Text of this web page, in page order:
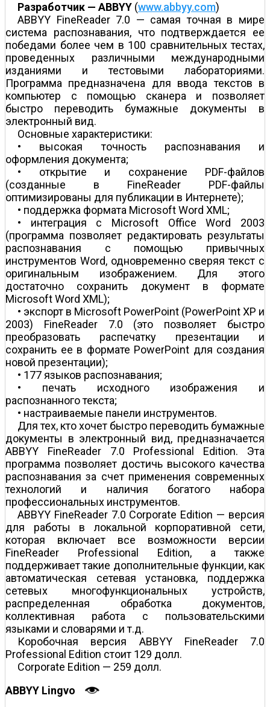
Разработчик — ABBYY (www.abbyy.com)
ABBYY FineReader 7.0 — самая точная в мире
система распознавания, что подтверждается ее
победами более чем в 100 сравнительных тестах,
проведенных различными международными
изданиями и тестовыми лабораториями.
Программа предназначена для ввода текстов в
компьютер с помощью сканера и позволяет
быстро переводить бумажные документы в
электронный вид.
Основные характеристики:
• высокая точность распознавания и
оформления документа;
• открытие и сохранение PDF-файлов
(созданные в FineReader PDF-файлы
оптимизированы для публикации в Интернете);
• поддержка формата Microsoft Word XML;
• интеграция с Microsoft Office Word 2003
(программа позволяет редактировать результаты
распознавания с помощью привычных
инструментов Word, одновременно сверяя текст с
оригинальным изображением. Для этого
достаточно сохранить документ в формате
Microsoft Word XML);
• экспорт в Microsoft PowerPoint (PowerPoint XP и
2003) FineReader 7.0 (это позволяет быстро
преобразовать распечатку презентации и
сохранить ее в формате PowerPoint для создания
новой презентации);
• 177 языков распознавания;
• печать исходного изображения и
распознанного текста;
• настраиваемые панели инструментов.
Для тех, кто хочет быстро переводить бумажные
документы в электронный вид, предназначается
ABBYY FineReader 7.0 Professional Edition. Эта
программа позволяет достичь высокого качества
распознавания за счет применения современных
технологий и наличия богатого набора
профессиональных инструментов.
ABBYY FineReader 7.0 Corporate Edition — версия
для работы в локальной корпоративной сети,
которая включает все возможности версии
FineReader Professional Edition, а также
поддерживает такие дополнительные функции, как
автоматическая сетевая установка, поддержка
сетевых многофункциональных устройств,
распределенная обработка документов,
коллективная работа с пользовательскими
языками и словарями и т.д.
Коробочная версия ABBYY FineReader 7.0
Professional Edition стоит 129 долл.
Corporate Edition — 259 долл.
ABBYY Lingvo